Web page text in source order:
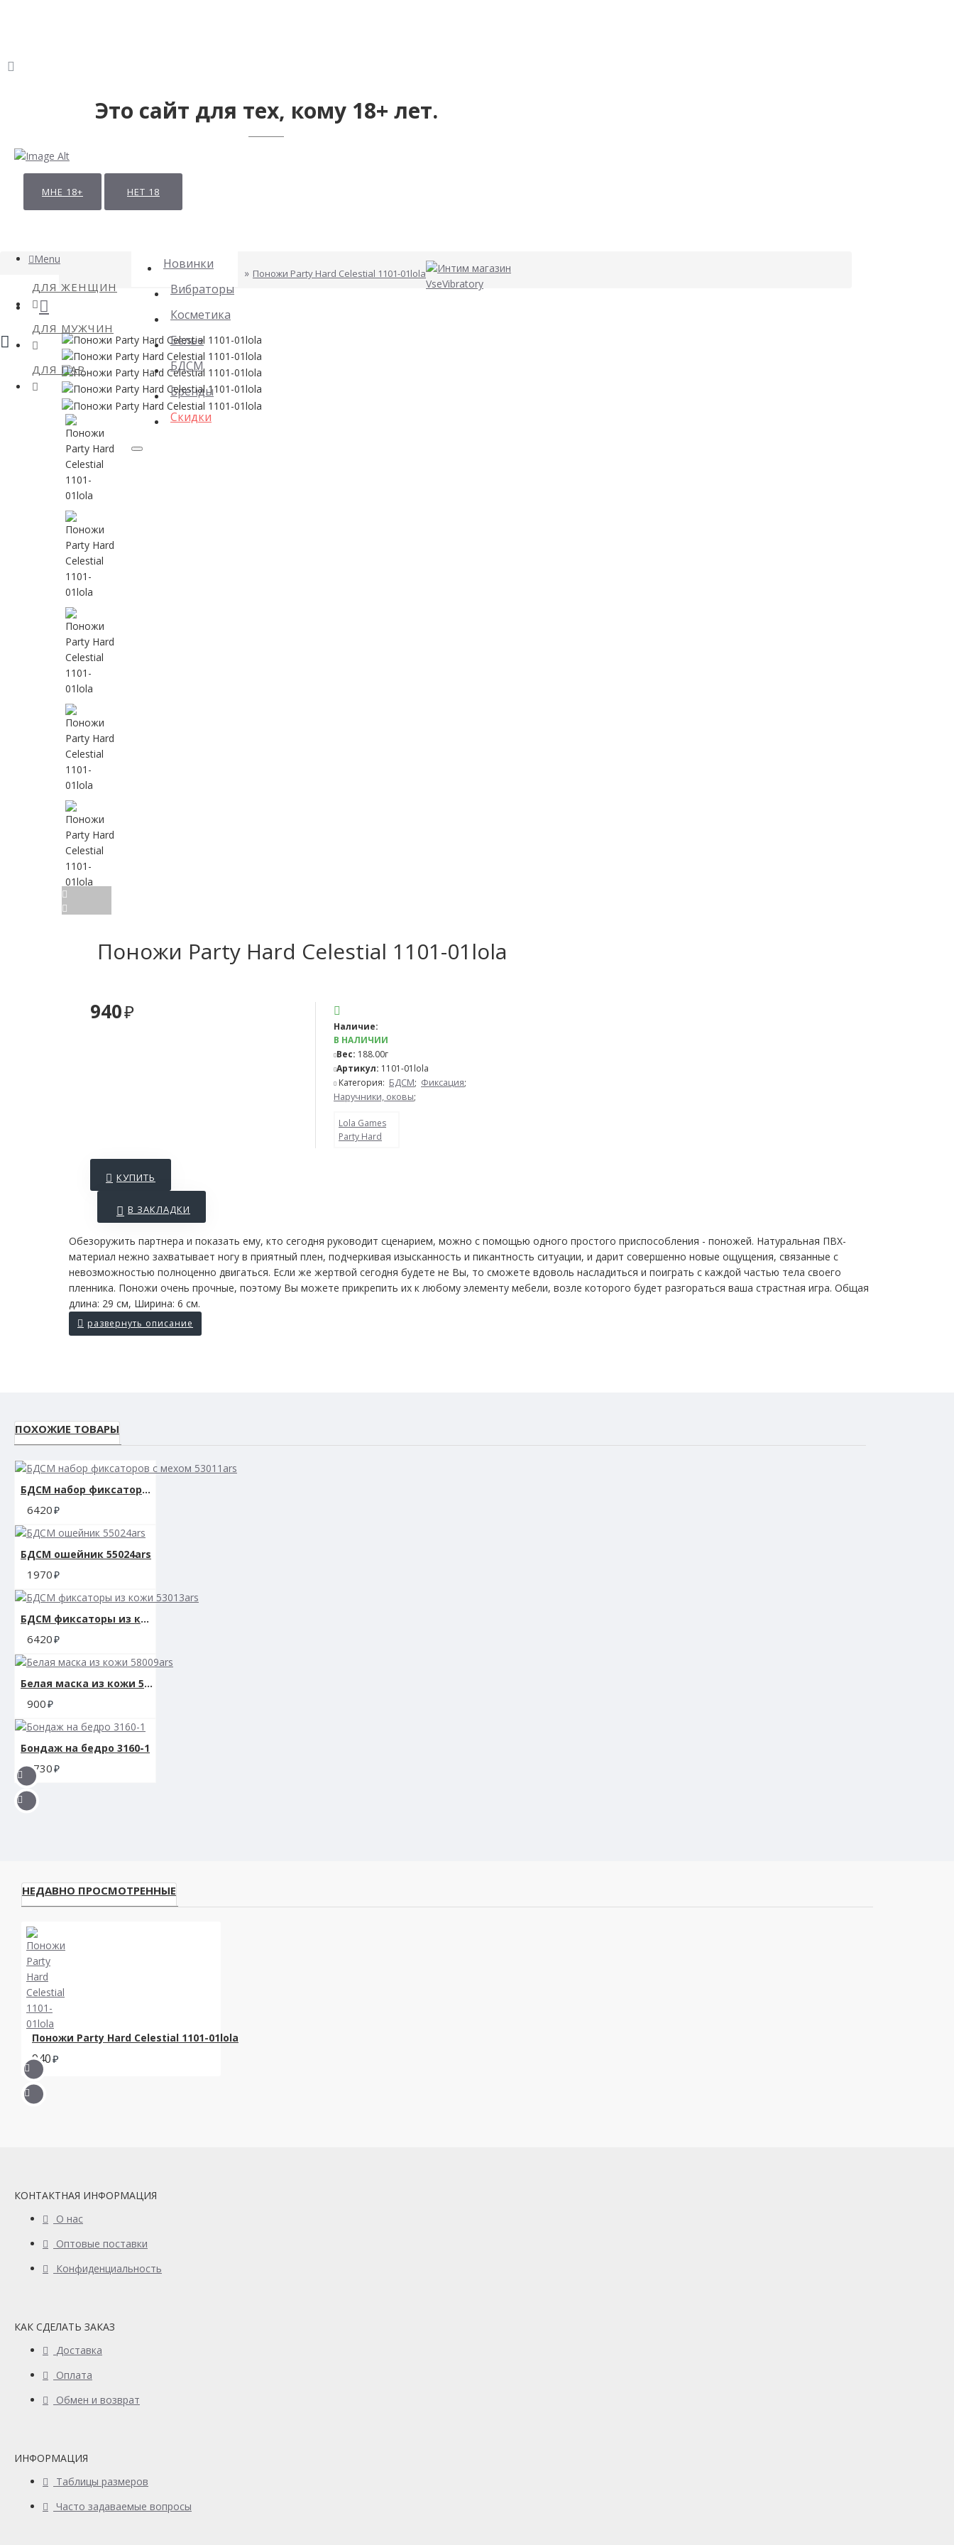
Это сайт для тех, кому 18+ лет.
МНЕ 18+ НЕТ 18
Menu
ДЛЯ ЖЕНЩИН
ДЛЯ МУЖЧИН
ДЛЯ ПАР
Новинки
Вибраторы
Косметика
Белье
БДСМ
Бренды
Скидки
Поножи Party Hard Celestial 1101-01lola
Поножи Party Hard Celestial 1101-01lola
940
Наличие:
В НАЛИЧИИ
Вес: 188.00г
Артикул: 1101-01lola
Категория: БДСМ; Фиксация;
Наручники, оковы;
Lola Games
Party Hard
КУПИТЬ
В ЗАКЛАДКИ
Обезоружить партнера и показать ему, кто сегодня руководит сценарием, можно с помощью одного простого приспособления - поножей. Натуральная ПВХ-
материал нежно захватывает ногу в приятный плен, подчеркивая изысканность и пикантность ситуации, и дарит совершенно новые ощущения, связанные с
невозможностью полноценно двигаться. Если же жертвой сегодня будете не Вы, то сможете вдоволь насладиться и поиграть с каждой частью тела своего
пленника. Поножи очень прочные, поэтому Вы можете прикрепить их к любому элементу мебели, возле которого будет разгораться ваша страстная игра. Общая
длина: 29 см, Ширина: 6 см.
ПОХОЖИЕ ТОВАРЫ
БДСМ набор фиксаторов с мехом 53011ars
6420
БДСМ ошейник 55024ars
1970
БДСМ фиксаторы из кожи 53013ars
6420
Белая маска из кожи 58009ars
900
Бондаж на бедро 3160-1
1730
НЕДАВНО ПРОСМОТРЕННЫЕ
Поножи Party Hard Celestial 1101-01lola
940
КОНТАКТНАЯ ИНФОРМАЦИЯ
О нас
Оптовые поставки
Конфиденциальность
КАК СДЕЛАТЬ ЗАКАЗ
Доставка
Оплата
Обмен и возврат
ИНФОРМАЦИЯ
Таблицы размеров
Часто задаваемые вопросы